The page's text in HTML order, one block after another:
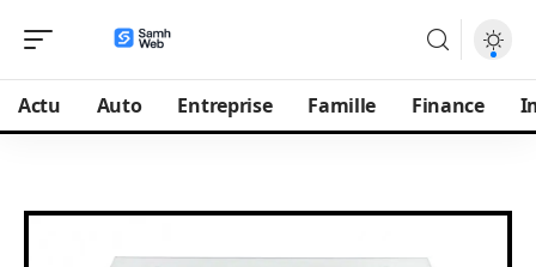
Actu Auto Entreprise Famille Finance